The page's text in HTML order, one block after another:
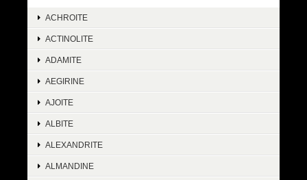
ACHROITE
ACTINOLITE
ADAMITE
AEGIRINE
AJOITE
ALBITE
ALEXANDRITE
ALMANDINE